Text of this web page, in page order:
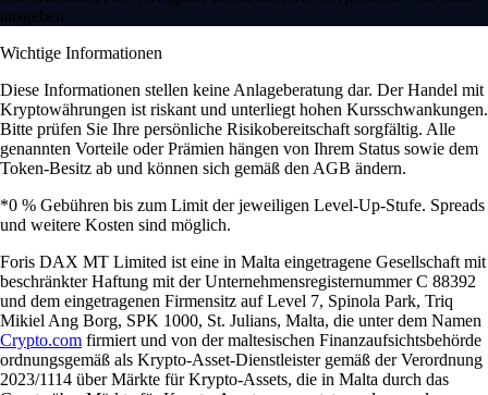
ausgeben.
Wichtige Informationen
Diese Informationen stellen keine Anlageberatung dar. Der Handel mit
Kryptowährungen ist riskant und unterliegt hohen Kursschwankungen.
Bitte prüfen Sie Ihre persönliche Risikobereitschaft sorgfältig. Alle
genannten Vorteile oder Prämien hängen von Ihrem Status sowie dem
Token-Besitz ab und können sich gemäß den AGB ändern.
*0 % Gebühren bis zum Limit der jeweiligen Level-Up-Stufe. Spreads
und weitere Kosten sind möglich.
Foris DAX MT Limited ist eine in Malta eingetragene Gesellschaft mit
beschränkter Haftung mit der Unternehmensregisternummer C 88392
und dem eingetragenen Firmensitz auf Level 7, Spinola Park, Triq
Mikiel Ang Borg, SPK 1000, St. Julians, Malta, die unter dem Namen
Crypto.com firmiert und von der maltesischen Finanzaufsichtsbehörde
ordnungsgemäß als Krypto-Asset-Dienstleister gemäß der Verordnung
2023/1114 über Märkte für Krypto-Assets, die in Malta durch das